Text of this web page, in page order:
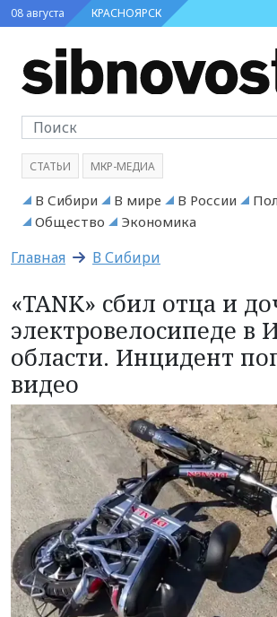
08 августа КРАСНОЯРСК
СТАТЬИ МКР-МЕДИА
В Сибири В мире В России
Общество
Экономика
Главная В Сибири
«TANK» сбил отца и
электровелосипеде в
области. Инцидент
видео